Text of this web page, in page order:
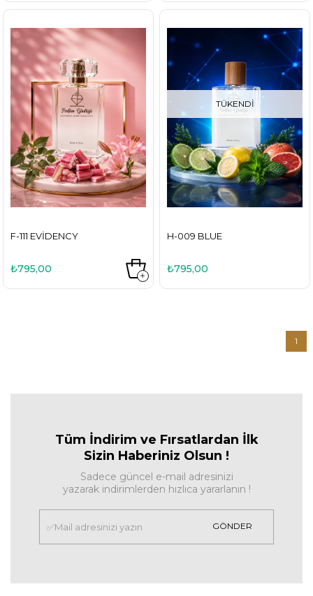
F-111 EVIDENCY
₺795,00
TÜKENDI
H-009 BLUE
₺795,00
1
Tüm İndirim ve Fırsatlardan İlk
Sizin Haberiniz Olsun !
Sadece güncel e-mail adresinizi
yazarak indirimlerden hızlıca yararlanın !
GÖNDER